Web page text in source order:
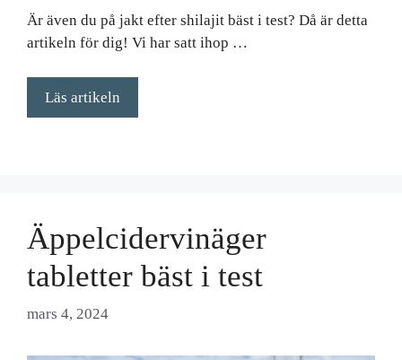
Är även du på jakt efter shilajit bäst i test? Då är detta
artikeln för dig! Vi har satt ihop …
Läs artikeln
Äppelcidervinäger
tabletter bäst i test
mars 4, 2024